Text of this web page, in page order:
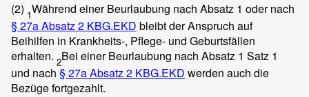
(2) 1Während einer Beurlaubung nach Absatz 1 oder nach
§ 27a Absatz 2 KBG.EKD bleibt der Anspruch auf
Beihilfen in Krankheits-, Pflege- und Geburtsfällen
erhalten. 2Bei einer Beurlaubung nach Absatz 1 Satz 1
und nach § 27a Absatz 2 KBG.EKD werden auch die
Bezüge fortgezahlt.